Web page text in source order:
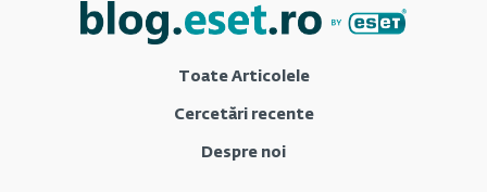
Toate Articolele
Cercetări recente
Despre noi